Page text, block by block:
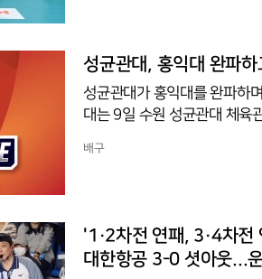
리를 완성했다.속초고는 10
을
성균관대, 홍익대 완파
성균관대가 홍익대를 완파하
대는 9일 수원 성균관대 체육
록, 조 단독 선두로 올라섰다.
반 집중력 있는 공격으로
주도
배구
'1·2차전 연패, 3·4차전
대한항공 3-0 셧아웃...